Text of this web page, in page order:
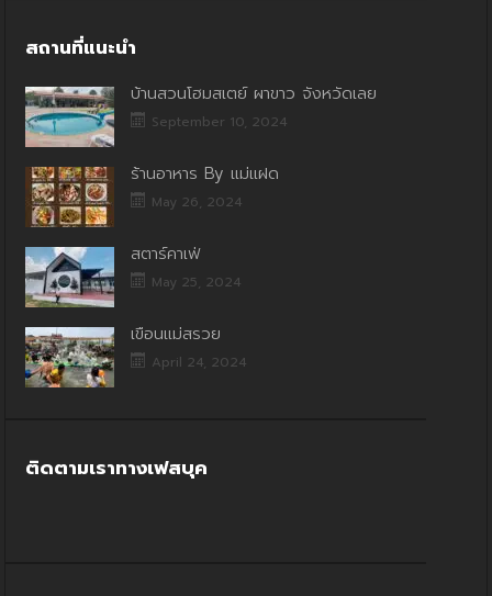
สถานที่แนะนำ
บ้านสวนโฮมสเตย์ ผาขาว จังหวัดเลย
September 10, 2024
ร้านอาหาร By แม่แฝด
May 26, 2024
สตาร์คาเฟ่
May 25, 2024
เขื่อนแม่สรวย
April 24, 2024
ติดตามเราทางเฟสบุค